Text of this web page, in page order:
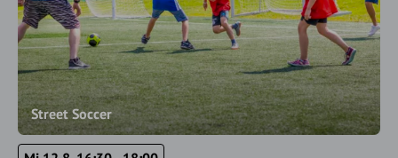
Street Soccer